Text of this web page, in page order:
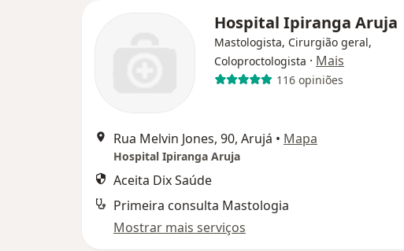
Hospital Ipiranga Aruja
Mastologista, Cirurgião geral,
Coloproctologista · Mais
116 opiniões
Rua Melvin Jones, 90, Arujá • Mapa
Hospital Ipiranga Aruja
Aceita Dix Saúde
Primeira consulta Mastologia
Mostrar mais serviços